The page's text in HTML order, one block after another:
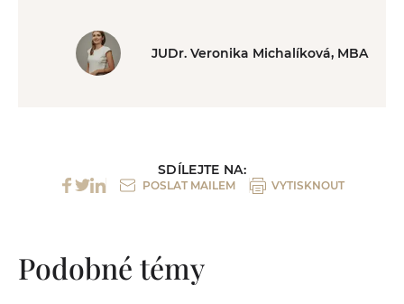
JUDr. Veronika Michalíková, MBA
SDÍLEJTE NA:
POSLAT MAILEM VYTISKNOUT
Podobné témy